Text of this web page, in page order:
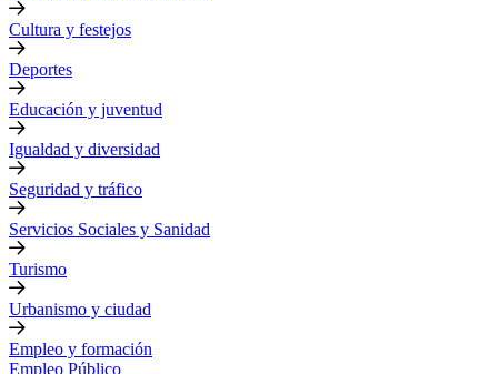
Cultura y festejos
Deportes
Educación y juventud
Igualdad y diversidad
Seguridad y tráfico
Servicios Sociales y Sanidad
Turismo
Urbanismo y ciudad
Empleo y formación
Empleo Público